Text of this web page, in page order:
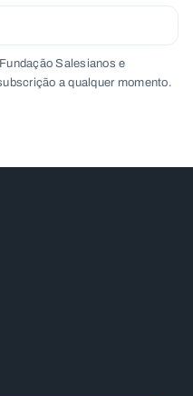
Salesianos e
a qualquer momento.